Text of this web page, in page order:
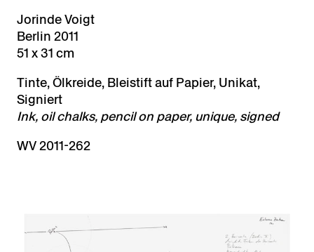
Jorinde Voigt
Berlin 2011
51 x 31 cm
Tinte, Ölkreide, Bleistift auf Papier, Unikat,
Signiert
Ink, oil chalks, pencil on paper, unique, signed
WV 2011-262